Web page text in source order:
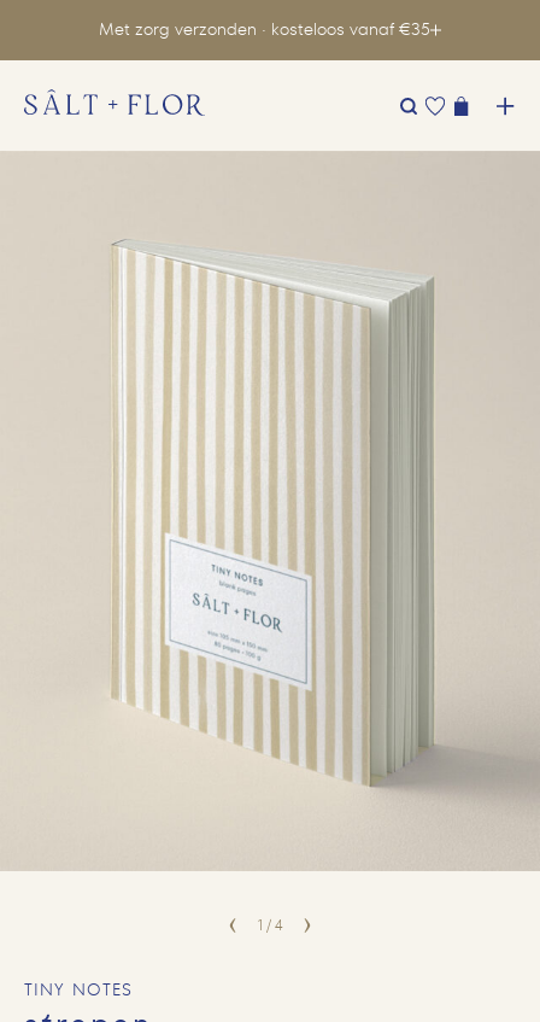
Met zorg verzonden · kosteloos vanaf €35
Zoeken
1 / 4
TINY NOTES